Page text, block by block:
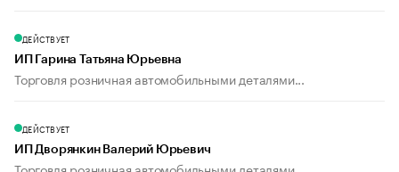
ДЕЙСТВУЕТ
ИП Гарина Татьяна Юрьевна
Торговля розничная автомобильными деталями...
ДЕЙСТВУЕТ
ИП Дворянкин Валерий Юрьевич